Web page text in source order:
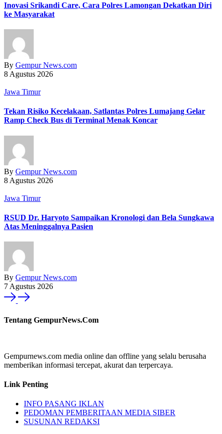
Inovasi Srikandi Care, Cara Polres Lamongan Dekatkan Diri
ke Masyarakat
By Gempur News.com
8 Agustus 2026
Jawa Timur
Tekan Risiko Kecelakaan, Satlantas Polres Lumajang Gelar
Ramp Check Bus di Terminal Menak Koncar
By Gempur News.com
8 Agustus 2026
Jawa Timur
RSUD Dr. Haryoto Sampaikan Kronologi dan Bela Sungkawa
Atas Meninggalnya Pasien
By Gempur News.com
7 Agustus 2026
Tentang GempurNews.Com
Gempurnews.com media online dan offline yang selalu berusaha
memberikan informasi tercepat, akurat dan terpercaya.
Link Penting
INFO PASANG IKLAN
PEDOMAN PEMBERITAAN MEDIA SIBER
SUSUNAN REDAKSI